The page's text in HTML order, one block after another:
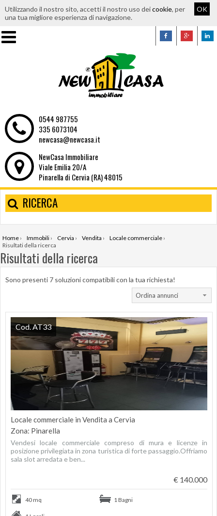
Utilizzando il nostro sito, accetti il nostro uso deicookie, per
una tua migliore esperienza di navigazione.
OK
0544 987755
335 6073104
newcasa@newcasa.it
NewCasa Immobiliare
Viale Emilia 20/A
Pinarella di Cervia (RA) 48015
RICERCA
Home › Immobili › Cervia › Vendita › Locale commerciale ›
Risultati della ricerca
Risultati della ricerca
Sono presenti 7 soluzioni compatibili con la tua richiesta!
Ordina annunci
Locale commerciale in Vendita a Cervia
Zona: Pinarella
Vendesi locale commerciale compreso di mura e licenze in
posizione privilegiata in zona turistica di forte passaggio.Offriamo
sala slot arredata e ben...
€ 140.000
Cod. AT33
40 mq 1 Bagni